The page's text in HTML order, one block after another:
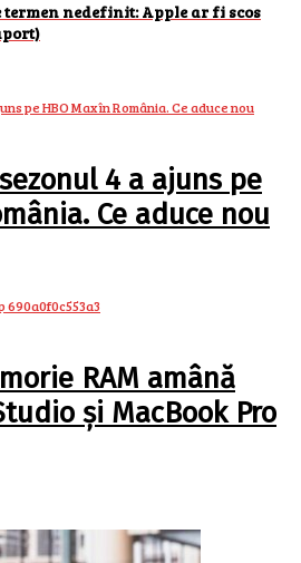
nedefinit: Apple ar fi scos
4 a ajuns pe
Ce aduce nou
RAM amână
și MacBook Pro